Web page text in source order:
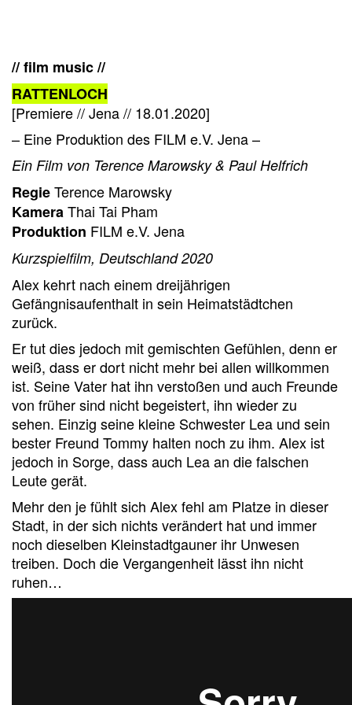
// film music //
RATTENLOCH
[Premiere // Jena // 18.01.2020]
– Eine Produktion des FILM e.V. Jena –
Ein Film von Terence Marowsky & Paul Helfrich
RegieTerence Marowsky
KameraThai Tai Pham
Produktion FILM e.V. Jena
Kurzspielfilm, Deutschland 2020
Alex kehrt nach einem dreijährigen
Gefängnisaufenthalt in sein Heimatstädtchen
zurück.
Er tut dies jedoch mit gemischten Gefühlen, denn er
weiß, dass er dort nicht mehr bei allen willkommen
ist. Seine Vater hat ihn verstoßen und auch Freunde
von früher sind nicht begeistert, ihn wieder zu
sehen. Einzig seine kleine Schwester Lea und sein
bester Freund Tommy halten noch zu ihm. Alex ist
jedoch in Sorge, dass auch Lea an die falschen
Leute gerät.
Mehr den je fühlt sich Alex fehl am Platze in dieser
Stadt, in der sich nichts verändert hat und immer
noch dieselben Kleinstadtgauner ihr Unwesen
treiben. Doch die Vergangenheit lässt ihn nicht
ruhen…